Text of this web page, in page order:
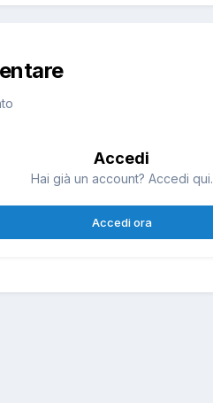
Accedi
Hai già un account? Accedi qui.
Accedi ora